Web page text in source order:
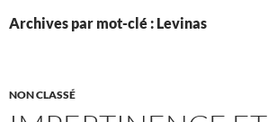
Archives par mot-clé : Levinas
NON CLASSÉ